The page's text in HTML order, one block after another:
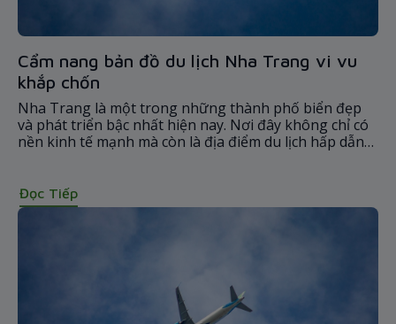
Cẩm nang bản đồ du lịch Nha Trang vi vu
khắp chốn
Nha Trang là một trong những thành phố biển đẹp
và phát triển bậc nhất hiện nay. Nơi đây không chỉ có
nền kinh tế mạnh mà còn là địa điểm du lịch hấp dẫn
thể biết chi tiết hết các địa danh thắng cảnh.
Đọc Tiếp